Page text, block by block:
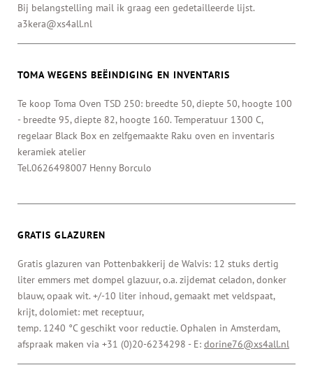
Bij belangstelling mail ik graag een gedetailleerde lijst.
a3kera@xs4all.nl
TOMA WEGENS BEËINDIGING EN INVENTARIS
Te koop Toma Oven TSD 250: breedte 50, diepte 50, hoogte 100
- breedte 95, diepte 82, hoogte 160. Temperatuur 1300 C,
regelaar Black Box en zelfgemaakte Raku oven en inventaris
keramiek atelier
Tel.0626498007 Henny Borculo
GRATIS GLAZUREN
Gratis glazuren van Pottenbakkerij de Walvis: 12 stuks dertig
liter emmers met dompel glazuur, o.a. zijdemat celadon, donker
blauw, opaak wit. +/-10 liter inhoud, gemaakt met veldspaat,
krijt, dolomiet: met receptuur,
temp. 1240 °C geschikt voor reductie. Ophalen in Amsterdam,
afspraak maken via +31 (0)20-6234298 - E: dorine76@xs4all.nl